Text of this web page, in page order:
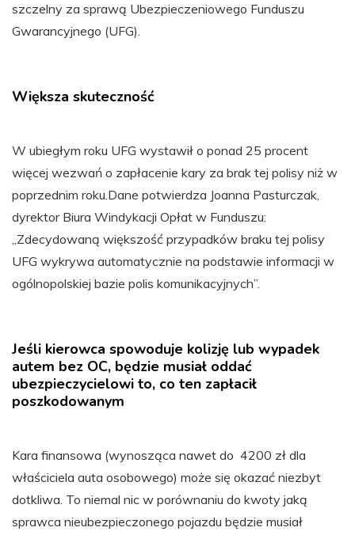
szczelny za sprawą Ubezpieczeniowego Funduszu
Gwarancyjnego (UFG).
Większa skuteczność
W ubiegłym roku UFG wystawił o ponad 25 procent
więcej wezwań o zapłacenie kary za brak tej polisy niż w
poprzednim roku.Dane potwierdza Joanna Pasturczak,
dyrektor Biura Windykacji Opłat w Funduszu:
„Zdecydowaną większość przypadków braku tej polisy
UFG wykrywa automatycznie na podstawie informacji w
ogólnopolskiej bazie polis komunikacyjnych”.
Jeśli kierowca spowoduje kolizję lub wypadek
autem bez OC, będzie musiał oddać
ubezpieczycielowi to, co ten zapłacił
poszkodowanym
Kara finansowa (wynosząca nawet do 4200 zł dla
właściciela auta osobowego) może się okazać niezbyt
dotkliwa. To niemal nic w porównaniu do kwoty jaką
sprawca nieubezpieczonego pojazdu będzie musiał